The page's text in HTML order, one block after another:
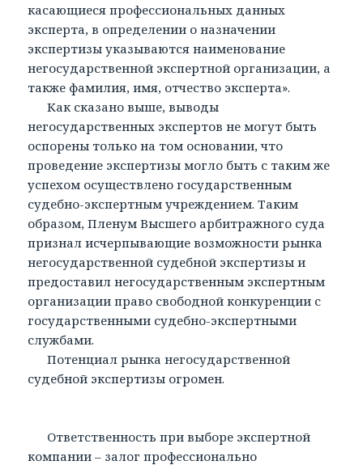
касающиеся профессиональных данных
эксперта, в определении о назначении
экспертизы указываются наименование
негосударственной экспертной организации, а
также фамилия, имя, отчество эксперта».
Как сказано выше, выводы
негосударственных экспертов не могут быть
оспорены только на том основании, что
проведение экспертизы могло быть с таким же
успехом осуществлено государственным
судебно-экспертным учреждением. Таким
образом, Пленум Высшего арбитражного суда
признал исчерпывающие возможности рынка
негосударственной судебной экспертизы и
предоставил негосударственным экспертным
организации право свободной конкуренции с
государственными судебно-экспертными
службами.
Потенциал рынка негосударственной
судебной экспертизы огромен.
Ответственность при выборе экспертной
компании – залог профессионально